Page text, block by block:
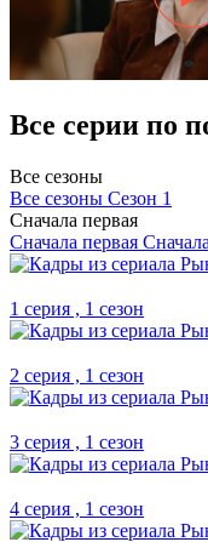
Все серии по
Все сезоны
Все сезоны Сезон 1
Сначала первая
Сначала первая
1 серия , 1 сезон
2 серия , 1 сезон
3 серия , 1 сезон
4 серия , 1 сезон